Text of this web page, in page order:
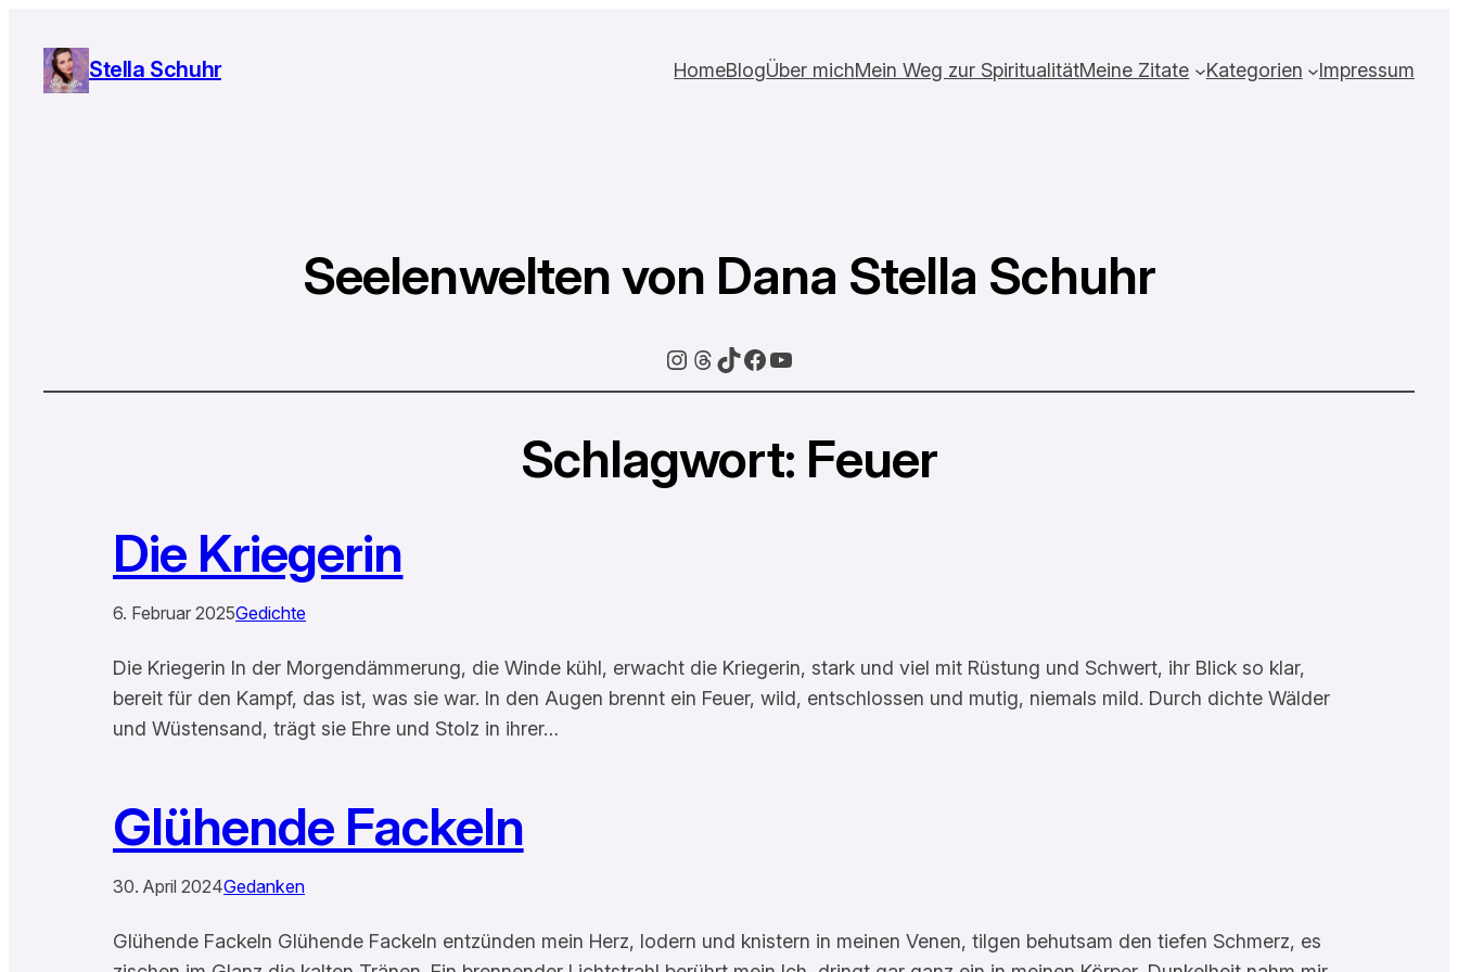
Stella Schuhr HomeBlogÜber michMein Weg zur SpiritualitätMeine Zitate Kategorien Impressum
Seelenwelten von Dana Stella Schuhr
Instagram
Threads
TikTok
Facebook
YouTube
Schlagwort: Feuer
Die Kriegerin
6. Februar 2025Gedichte
Die Kriegerin In der Morgendämmerung, die Winde kühl, erwacht die Kriegerin, stark und viel mit Rüstung und Schwert, ihr Blick so klar,
bereit für den Kampf, das ist, was sie war. In den Augen brennt ein Feuer, wild, entschlossen und mutig, niemals mild. Durch dichte Wälder
und Wüstensand, trägt sie Ehre und Stolz in ihrer…
Glühende Fackeln
30. April 2024Gedanken
Glühende Fackeln Glühende Fackeln entzünden mein Herz, lodern und knistern in meinen Venen, tilgen behutsam den tiefen Schmerz, es